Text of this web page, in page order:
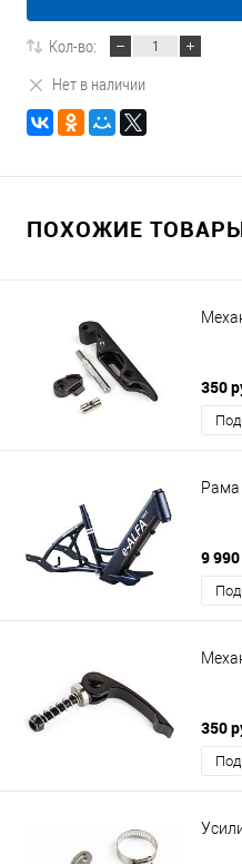
Кол-во:
Нет в наличии
ПОХОЖИЕ
350
Рама
9
350